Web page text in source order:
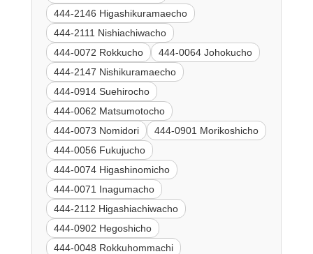
444-2146 Higashikuramaecho
444-2111 Nishiachiwacho
444-0072 Rokkucho
444-0064 Johokucho
444-2147 Nishikuramaecho
444-0914 Suehirocho
444-0062 Matsumotocho
444-0073 Nomidori
444-0901 Morikoshicho
444-0056 Fukujucho
444-0074 Higashinomicho
444-0071 Inagumacho
444-2112 Higashiachiwacho
444-0902 Hegoshicho
444-0048 Rokkuhommachi